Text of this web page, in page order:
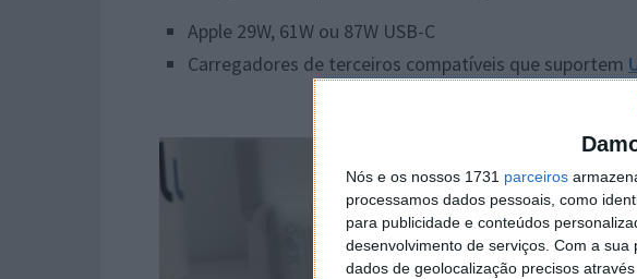
Nós e os nossos 1731 parceiros
processamos dados pessoais, como
para publicidade e conteúdos
desenvolvimento de serviços. Com a sua
dados de geolocalização precisos
Apple 29W, 61W ou 87W USB-C
Carregadores de terceiros compatíveis que suportem